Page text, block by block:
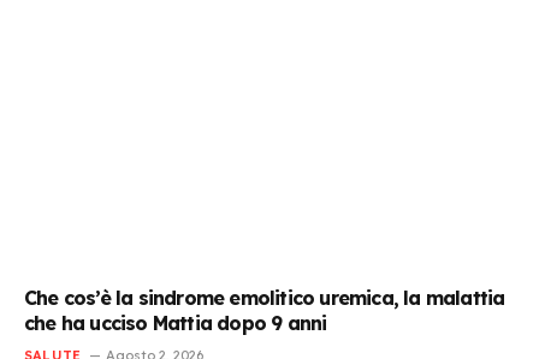
Che cos’è la sindrome emolitico uremica, la malattia
che ha ucciso Mattia dopo 9 anni
SALUTE Agosto 2, 2026